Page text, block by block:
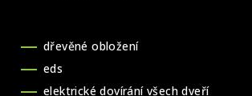
dřevěné obložení
eds
elektrické dovírání všech dveří